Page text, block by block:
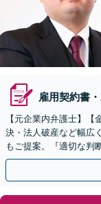
雇用契約書
【元企業内弁護士】
決・法人破産など幅広
もご提案。『適切な判
ポート【他士業連携】